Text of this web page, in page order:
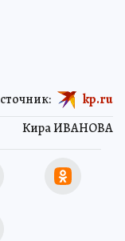
Кира ИВАНОВА
kp.ru